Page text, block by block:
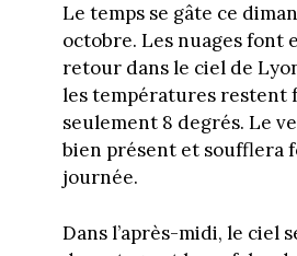
Le temps se gâte ce
octobre. Les nuages font
retour dans le ciel de
les températures restent
seulement 8 degrés. Le
bien présent et soufflera
journée.
Dans l’après-midi, le ciel